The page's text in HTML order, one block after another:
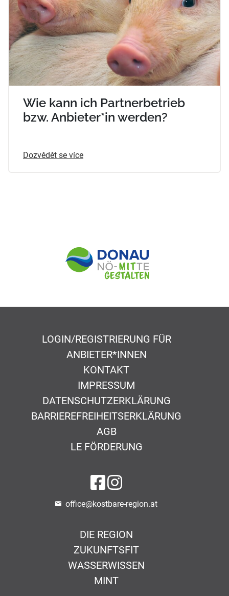
Wie kann ich Partnerbetrieb
bzw. Anbieter*in werden?
Dozvědět se více
LOGIN/REGISTRIERUNG FÜR
ANBIETER*INNEN
KONTAKT
IMPRESSUM
DATENSCHUTZERKLÄRUNG
BARRIEREFREIHEITSERKLÄRUNG
AGB
LE FÖRDERUNG
na Facebook
na Instagram
office@kostbare-region.at
DIE REGION
ZUKUNFTSFIT
WASSERWISSEN
MINT